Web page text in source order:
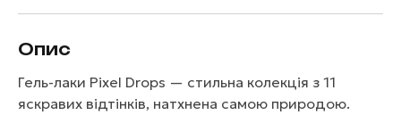
Опис
Гель-лаки Pixel Drops — стильна колекція з 11
яскравих відтінків, натхнена самою природою.